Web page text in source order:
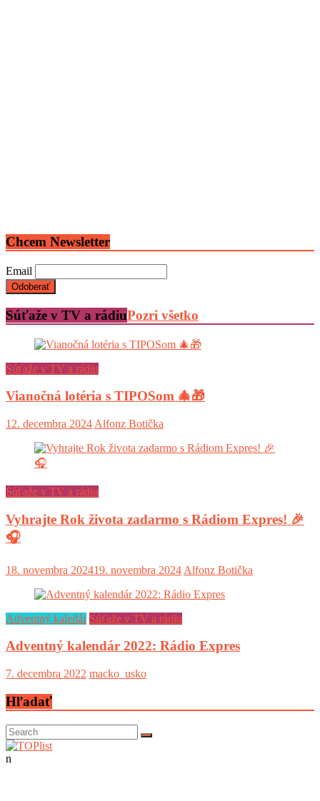
Chcem Newsletter
Email
Súťaže v TV a rádiuPozri všetko
Súťaže v TV a rádiu
Vianočná lotéria s TIPOSom 🎄🎁
12. decembra 2024 Alfonz Botička
Súťaže v TV a rádiu
Vyhrajte Rok života zadarmo s Rádiom Expres! 🎉
🎧
18. novembra 202419. novembra 2024 Alfonz Botička
Adventný kaledár Súťaže v TV a rádiu
Adventný kalendár 2022: Rádio Expres
7. decembra 2022 macko_usko
Hľadať
n